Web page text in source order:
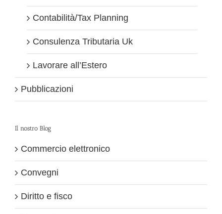
Contabilità/Tax Planning
Consulenza Tributaria Uk
Lavorare all’Estero
Pubblicazioni
Il nostro Blog
Commercio elettronico
Convegni
Diritto e fisco